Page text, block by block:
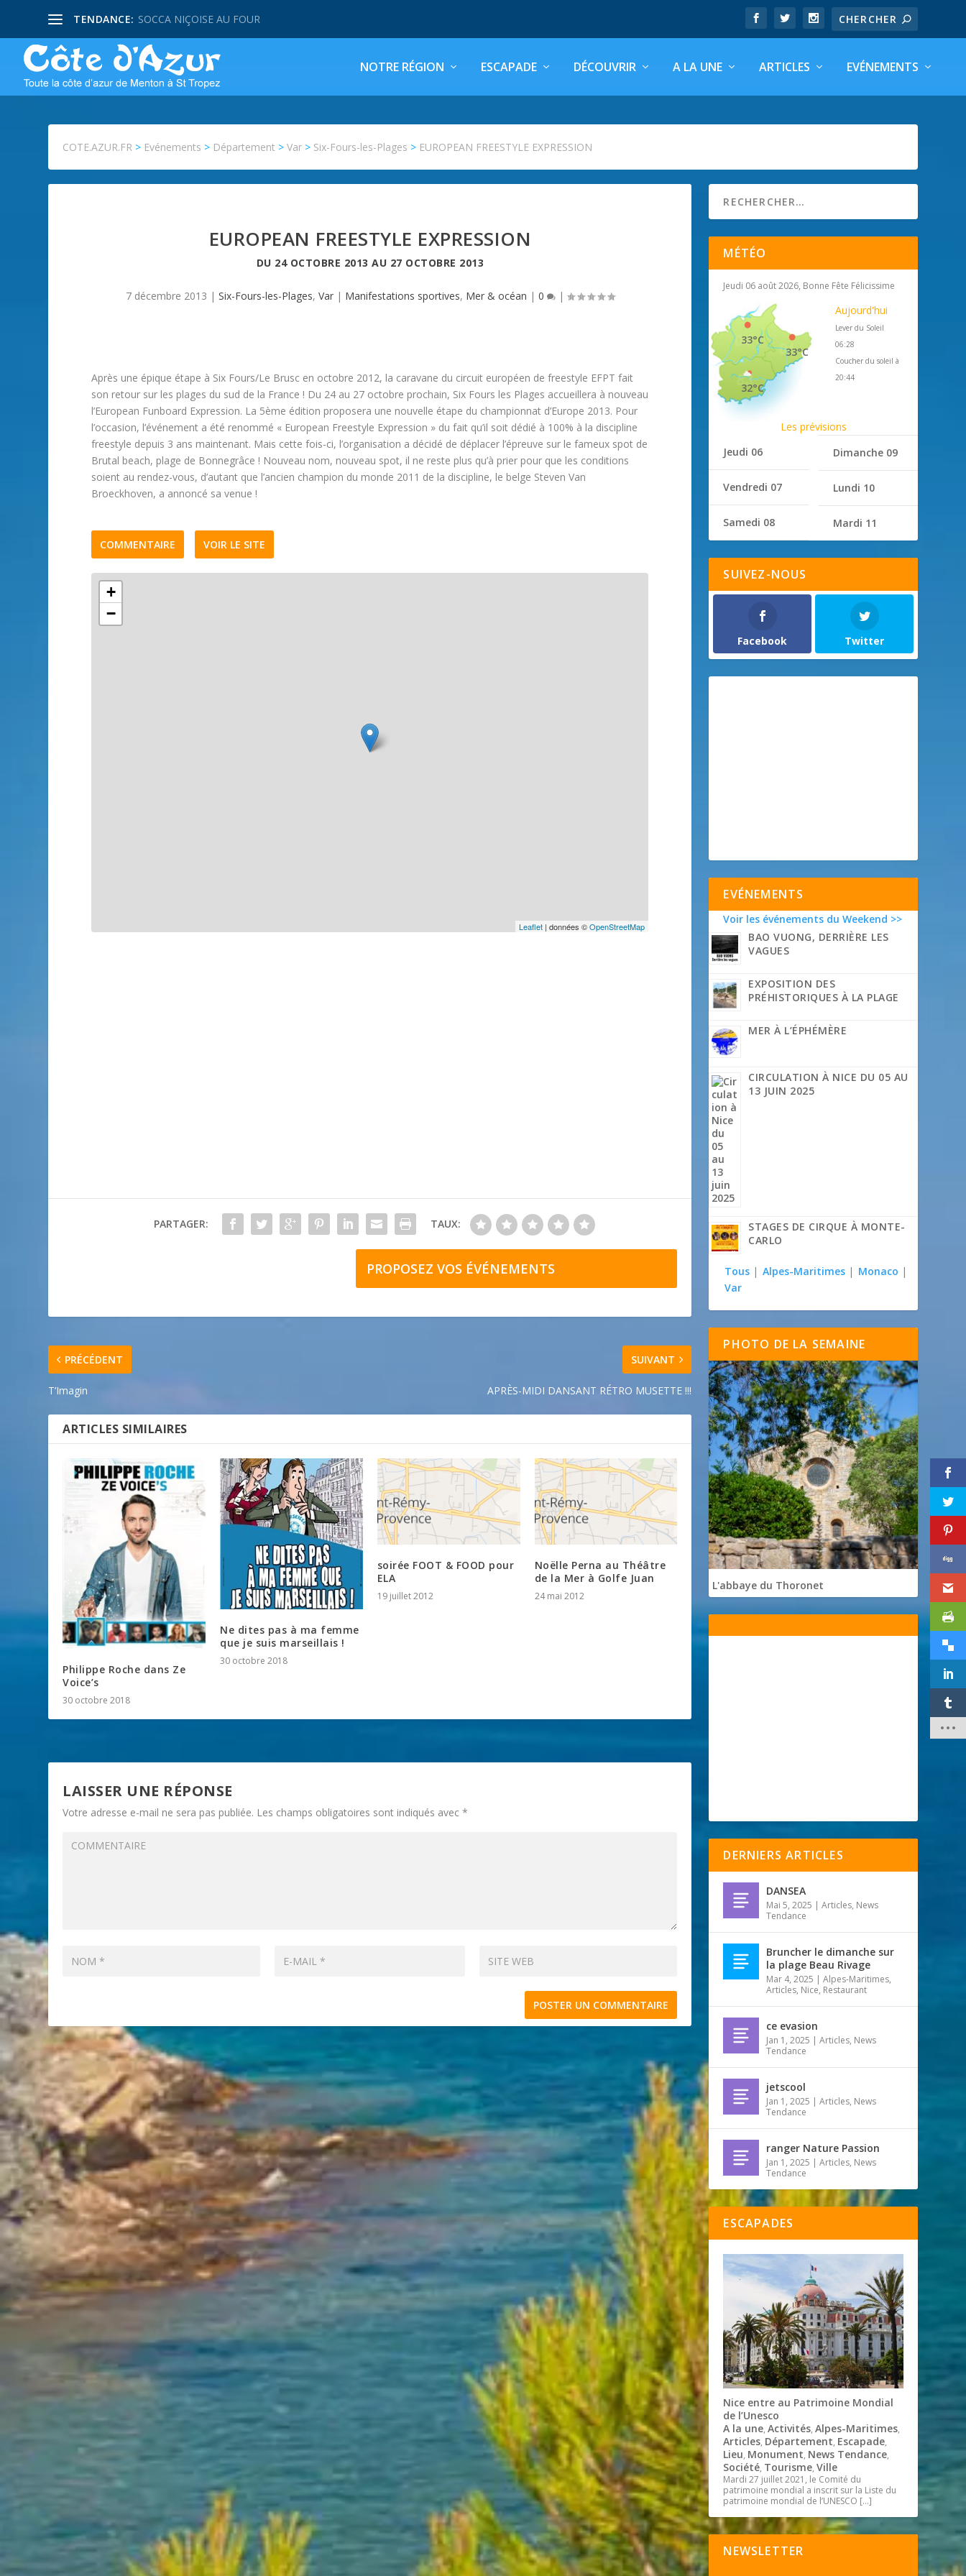
TENDANCE: SOCCA NIÇOISE AU FOUR
NOTRE RÉGION ESCAPADE DÉCOUVRIR A LA UNE ARTICLES EVÉNEMENTS
COTE.AZUR.FR > Evénements > Département >Var > Six-Fours-les-Plages > EUROPEAN FREESTYLE EXPRESSION
EUROPEAN FREESTYLE EXPRESSION
DU 24 OCTOBRE 2013 AU 27 OCTOBRE 2013
7 décembre 2013 | Six-Fours-les-Plages, Var| Manifestations sportives, Mer & océan | 0 |
Après une épique étape à Six Fours/Le Brusc en octobre 2012, la caravane du circuit européen de freestyle EFPT fait
son retour sur les plages du sud de la France ! Du 24 au 27 octobre prochain, Six Fours les Plages accueillera à nouveau
l’European Funboard Expression. La 5ème édition proposera une nouvelle étape du championnat d’Europe 2013. Pour
l’occasion, l’événement a été renommé « European Freestyle Expression » du fait qu’il soit dédié à 100% à la discipline
freestyle depuis 3 ans maintenant. Mais cette fois-ci, l’organisation a décidé de déplacer l’épreuve sur le fameux spot de
Brutal beach, plage de Bonnegrâce ! Nouveau nom, nouveau spot, il ne reste plus qu’à prier pour que les conditions
soient au rendez-vous, d’autant que l’ancien champion du monde 2011 de la discipline, le belge Steven Van
Broeckhoven, a annoncé sa venue !
COMMENTAIRE VOIR LE SITE
+
−
Leaflet | données ©OpenStreetMap
PARTAGER: TAUX:
PROPOSEZ VOS ÉVÉNEMENTS
PRÉCÉDENT
T’Imagin
SUIVANT
APRÈS-MIDI DANSANT RÉTRO MUSETTE !!!
ARTICLES SIMILAIRES
Philippe Roche dans Ze
Voice’s
30 octobre 2018
Ne dites pas à ma femme
que je suis marseillais !
30 octobre 2018
soirée FOOT & FOOD pour
ELA
19 juillet 2012
Noëlle Perna au Théâtre
de la Mer à Golfe Juan
24 mai 2012
LAISSER UNE RÉPONSE
Votre adresse e-mail ne sera pas publiée. Les champs obligatoires sont indiqués avec*
MÉTÉO
Jeudi 06 août 2026, Bonne Fête Félicissime
33°C
33°C
32°C
Aujourd'hui
Lever du Soleil
06:28
Coucher du soleil à
20:44
Les prévisions
Jeudi 06
Vendredi 07
Samedi 08
Dimanche 09
Lundi 10
Mardi 11
SUIVEZ-NOUS
Facebook Twitter
EVÉNEMENTS
Voir les événements du Weekend >>
BAO VUONG, DERRIÈRE LES
VAGUES
EXPOSITION DES
PRÉHISTORIQUES À LA PLAGE
MER À L’ÉPHÉMÈRE
CIRCULATION À NICE DU 05 AU
13 JUIN 2025
STAGES DE CIRQUE À MONTE-
CARLO
Tous | Alpes-Maritimes | Monaco |
Var
PHOTO DE LA SEMAINE
L'abbaye du Thoronet
DERNIERS ARTICLES
DANSEA
Mai 5, 2025 |Articles, News
Tendance
Bruncher le dimanche sur
la plage Beau Rivage
Mar 4, 2025 |Alpes-Maritimes,
Articles, Nice, Restaurant
ce evasion
Jan 1, 2025 |Articles, News
Tendance
jetscool
Jan 1, 2025 |Articles, News
Tendance
ranger Nature Passion
Jan 1, 2025 |Articles, News
Tendance
ESCAPADES
Nice entre au Patrimoine Mondial
de l’Unesco
A la une,Activités,Alpes-Maritimes,
Articles, Département, Escapade,
Lieu, Monument, News Tendance,
Société, Tourisme,Ville
Mardi 27 juillet 2021, le Comité du
patrimoine mondial a inscrit sur la Liste du
patrimoine mondial de l’UNESCO […]
NEWSLETTER